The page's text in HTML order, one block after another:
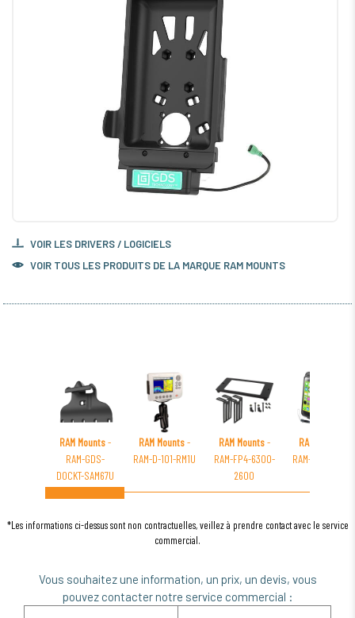
VOIR LES DRIVERS / LOGICIELS
VOIR TOUS LES PRODUITS DE LA MARQUE RAM MOUNTS
RAM Mounts-
RAM-GDS-
DOCKT-SAM67U
RAM Mounts-
RAM-D-101-RM1U
RAM Mounts-
RAM-FP4-6300-
2600
RAM Mounts
RAM-HOL-AQ7-
*Les informations ci-dessus sont non contractuelles, veillez à prendre contact avec le service
commercial.
Vous souhaitez une information, un prix, un devis, vous
pouvez contacter notre service commercial :